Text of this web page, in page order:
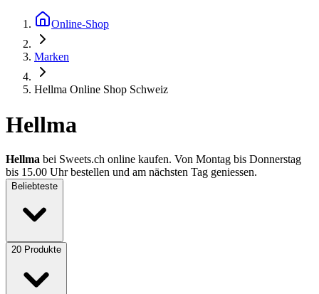
Online-Shop
Marken
Hellma Online Shop Schweiz
Hellma
Hellma bei Sweets.ch online kaufen. Von Montag bis Donnerstag
bis 15.00 Uhr bestellen und am nächsten Tag geniessen.
Beliebteste
20 Produkte